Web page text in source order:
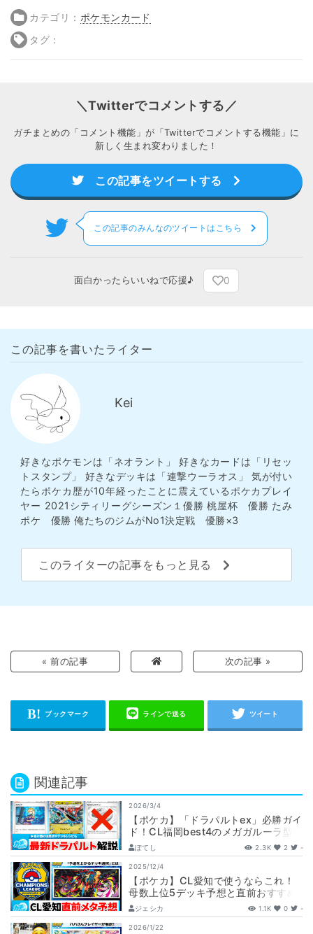
カテゴリ： ポケモンカード
タグ：
＼Twitterでコメントする／
ガチまとめの「コメント機能」が「Twitterでコメントする機能」に
新しく生まれ変わりました！
この記事をツイートする
この記事のみんなのツイートはこちら
面白かったらいいねで応援♪ 0
この記事を書いたライター
Kei
好きなポケモンは「ネオラント」 好きなカードは「リセッ
トスタンプ」 好きなデッキは「連撃ウーラオス」 気が付い
たらポケカ歴が10年経ったことに震えているポケカプレイ
ヤー 2021シティリーグシーズン１優勝 桃屋杯 優勝 たみ
ポケ 優勝 俺たちのジムがNo1決定戦 優勝×3
このライターの記事をもっと見る
« 前の記事 次の記事 »
関連記事
2026/3/4
【ポケカ】「ドラパルトex」必勝ガイ
ド！CL福岡best4のメガガルーラ型
から各対面のプレイングまで徹底解説
【…
ぽてし 2.3K 2 -
2025/12/4
【ポケカ】CL愛知で使うならこれ！
母数上位5デッキ予想と直前おすすめ
デッキ紹介！【チャンピオンズリーグ
2026…
ジェシカ 1.1K 0 -
2026/1/22